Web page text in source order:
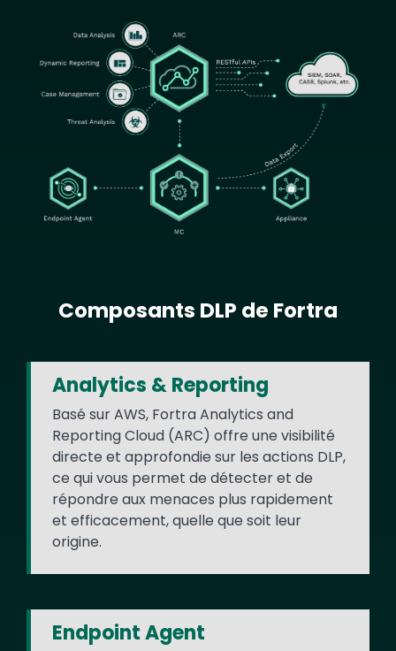
Composants DLP de Fortra
Analytics & Reporting
Basé sur AWS, Fortra Analytics and
Reporting Cloud (ARC) offre une visibilité
directe et approfondie sur les actions DLP,
ce qui vous permet de détecter et de
répondre aux menaces plus rapidement
et efficacement, quelle que soit leur
origine.
Endpoint Agent